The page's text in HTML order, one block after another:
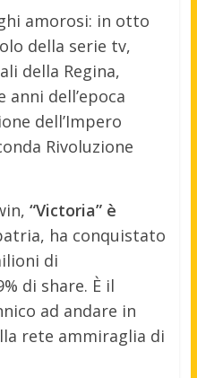
amorosi: in otto
della serie tv,
della Regina,
dell’epoca
dell’Impero
Rivoluzione
“Victoria” è
ha conquistato
di
di share. È il
ad andare in
rete ammiraglia di